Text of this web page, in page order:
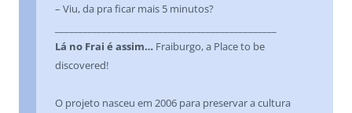
– Viu, da pra ficar mais 5 minutos?
Lá no Frai é assim… Fraiburgo, a Place to be
discovered!
O projeto nasceu em 2006 para preservar a cultura